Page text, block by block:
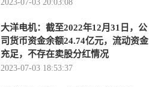
2023-07-03 20:03:08
大洋电机：截至2022年12月31日，公
司货币资金余额24.74亿元，流动资金
充足，不存在卖股分红情况
2023-07-03 18:53:37